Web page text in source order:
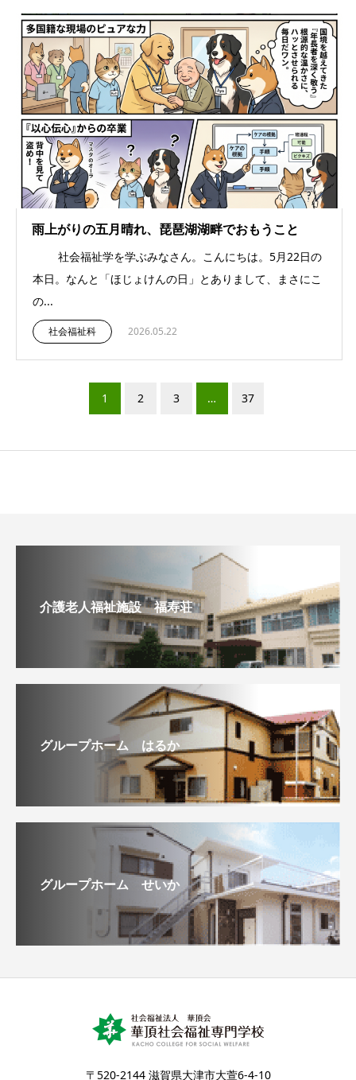
雨上がりの五月晴れ、琵琶湖湖畔でおもうこと
社会福祉学を学ぶみなさん。こんにちは。5月22日の
本日。なんと「ほじょけんの日」とありまして、まさにこ
の...
社会福祉科 2026.05.22
1 2 3 … 37
介護老人福祉施設 福寿荘
グループホーム はるか
グループホーム せいか
〒520-2144 滋賀県大津市大萱6-4-10